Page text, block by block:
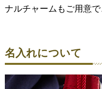
ナルチャームもご用意で
名入れについて